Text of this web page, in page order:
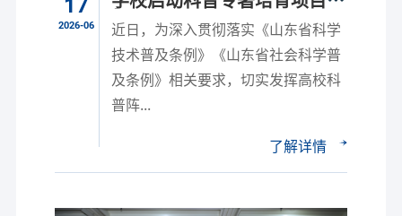
17
2026-06
报工作
近日，为深入贯彻落实《山东省科学
技术普及条例》《山东省社会科学普
及条例》相关要求，切实发挥高校科
普阵...
了解详情